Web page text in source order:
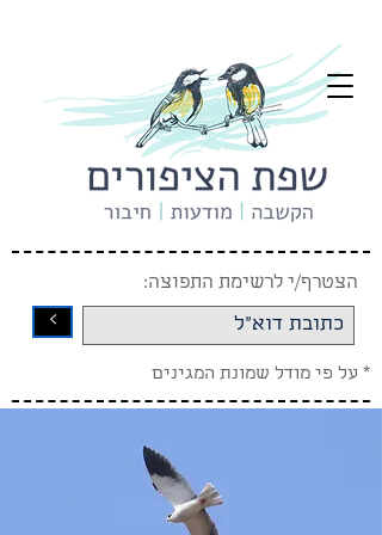
* על פי מודל שמונת המגינים
הצטרף/י לרשימת התפוצה:
<